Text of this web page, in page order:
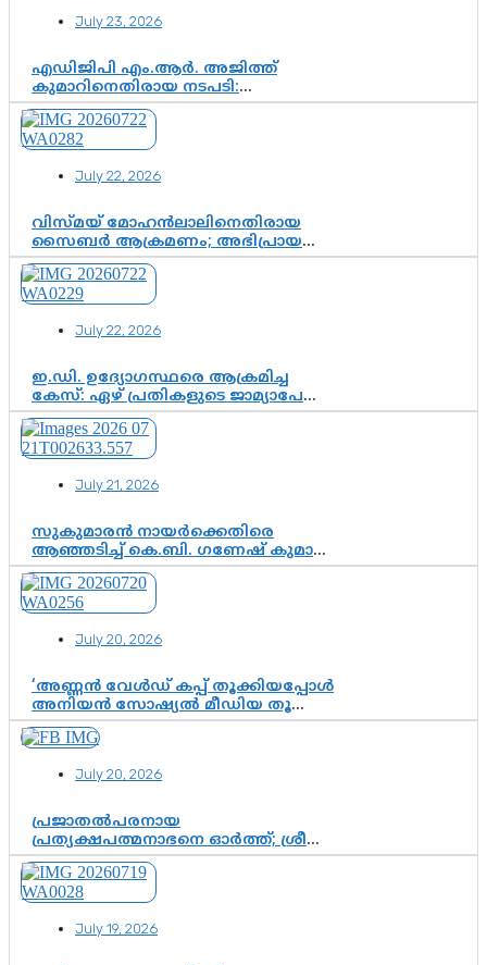
വഴിത്തിരിവ്
July 23, 2026
എഡിജിപി എം.ആർ. അജിത്ത്
കുമാറിനെതിരായ നടപടി:
സസ്പെൻഷനിൽ ഒതുങ്ങുമോ,
അതോ കൂടുതൽ കടുത്ത
നടപടികളിലേക്കോ?
July 22, 2026
വിസ്മയ് മോഹൻലാലിനെതിരായ
സൈബർ ആക്രമണം; അഭിപ്രായ
സ്വാതന്ത്ര്യത്തെ നിശ്ശബ്ദമാക്കുന്ന
ഡിജിറ്റൽ ഗുണ്ടായിസത്തിന് അറുതി
വേണം
July 22, 2026
ഇ.ഡി. ഉദ്യോഗസ്ഥരെ ആക്രമിച്ച
കേസ്: ഏഴ് പ്രതികളുടെ ജാമ്യാപേക്ഷ
വീണ്ടും തള്ളി; അന്വേഷണം തുടരാൻ
കോടതി അനുമതി
July 21, 2026
സുകുമാരൻ നായർക്കെതിരെ
ആഞ്ഞടിച്ച് കെ.ബി. ഗണേഷ് കുമാർ,
വി.ഡി. സതീശന് പൂർണ പിന്തുണ
July 20, 2026
‘അണ്ണൻ വേൾഡ് കപ്പ് തൂക്കിയപ്പോൾ
അനിയൻ സോഷ്യൽ മീഡിയ തൂക്കി’;
ലാമിൻ യമാലിന്റെ
കിരീടധാരണത്തിനിടെ
ചുണക്കുട്ടൻ
July 20, 2026
പ്രജാതൽപരനായ
പ്രത്യക്ഷപത്മനാഭനെ ഓർത്ത്; ശ്രീ
ചിത്തിര തിരുനാൾ മഹാരാജാവിന്റെ
35-ാം നാടുനീങ്ങൽ ദിനം ഇന്ന്
July 19, 2026